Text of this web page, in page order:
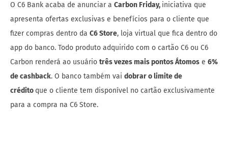
O C6 Bank acaba de anunciar a Carbon Friday, iniciativa que
apresenta ofertas exclusivas e benefícios para o cliente que
fizer compras dentro da C6 Store, loja virtual que fica dentro do
app do banco. Todo produto adquirido com o cartão C6 ou C6
Carbon renderá ao usuário três vezes mais pontos Átomos e 6%
de cashback. O banco também vai dobrar o limite de
crédito que o cliente tem disponível no cartão exclusivamente
para a compra na C6 Store.